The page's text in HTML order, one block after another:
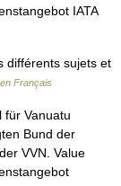
IATA
différents sujets et
Français
Vanuatu
Bund der
VVN. Value